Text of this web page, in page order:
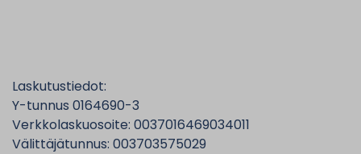
Laskutustiedot:
Y-tunnus 0164690-3
Verkkolaskuosoite: 0037016469034011
Välittäjätunnus: 003703575029